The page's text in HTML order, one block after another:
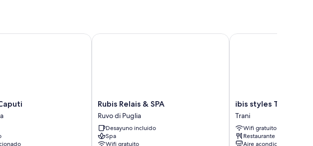
y secadores de pelo
teteras/pavas eléctricas
Rubis
Relais
&
SPA
Ruvo
Rubis Relais & SPA
Ruvo di Puglia
Desayuno incluido
Spa
Wifi gratuito
Rubis Relais & SPA
ibis
styles
Trani
Trani
ibis styles Trani
Trani
Wifi gratuito
Restaurante
Aire acondicionado
ibis styles Trani